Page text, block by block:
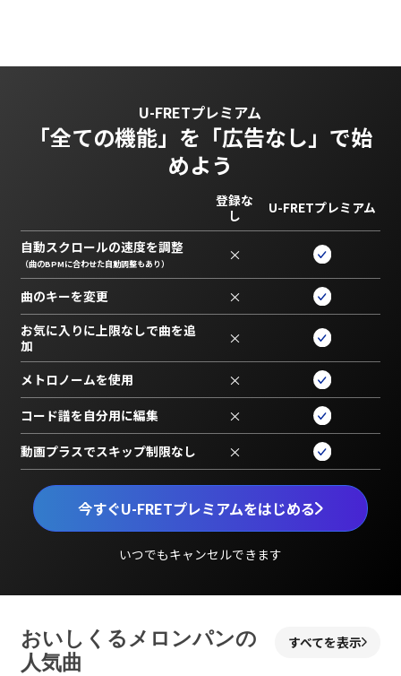
U-FRETプレミアム
「全ての機能」を 「広告なし」で始
めよう
今すぐU-FRETプレミアムをはじめる
いつでもキャンセルできます
登録な
し
U-FRETプレミアム
自動スクロールの速度を調整
（曲のBPMに合わせた自動調整もあり） ×
曲のキーを変更 ×
お気に入りに上限なしで曲を追
加
×
メトロノームを使用 ×
コード譜を自分用に編集 ×
動画プラスでスキップ制限なし ×
おいしくるメロンパンの
人気曲
すべてを表示